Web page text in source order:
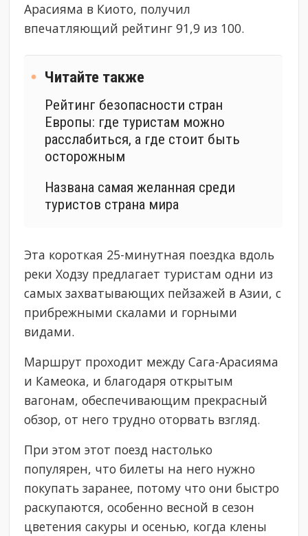
Арасияма в Киото, получил
впечатляющий рейтинг 91,9 из 100.
Читайте также
Рейтинг безопасности стран
Европы: где туристам можно
расслабиться, а где стоит быть
осторожным
Названа самая желанная среди
туристов страна мира
Эта короткая 25-минутная поездка вдоль
реки Ходзу предлагает туристам одни из
самых захватывающих пейзажей в Азии, с
прибрежными скалами и горными
видами.
Маршрут проходит между Сага-Арасияма
и Камеока, и благодаря открытым
вагонам, обеспечивающим прекрасный
обзор, от него трудно оторвать взгляд.
При этом этот поезд настолько
популярен, что билеты на него нужно
покупать заранее, потому что они быстро
раскупаются, особенно весной в сезон
цветения сакуры и осенью, когда клены